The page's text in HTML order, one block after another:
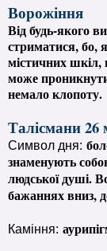
Ворожіння
Від будь-якого
стриматися, бо,
містичних шкіл,
може
немало клопоту.
Талісмани 26
Символ дня:
знаменують
людської душі.
бажаннях вниз,
Каміння: